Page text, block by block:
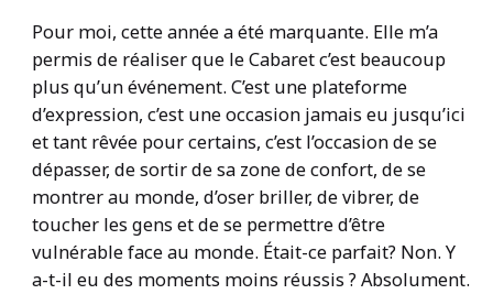
Pour moi, cette année a été marquante. Elle m’a
permis de réaliser que le Cabaret c’est beaucoup
plus qu’un événement. C’est une plateforme
d’expression, c’est une occasion jamais eu jusqu’ici
et tant rêvée pour certains, c’est l’occasion de se
dépasser, de sortir de sa zone de confort, de se
montrer au monde, d’oser briller, de vibrer, de
toucher les gens et de se permettre d’être
vulnérable face au monde. Était-ce parfait? Non. Y
a-t-il eu des moments moins réussis ? Absolument.